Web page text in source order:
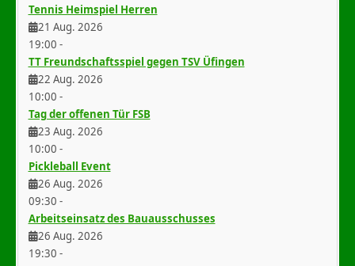
Tennis Heimspiel Herren
21 Aug. 2026
19:00 -
TT Freundschaftsspiel gegen TSV Üfingen
22 Aug. 2026
10:00 -
Tag der offenen Tür FSB
23 Aug. 2026
10:00 -
Pickleball Event
26 Aug. 2026
09:30 -
Arbeitseinsatz des Bauausschusses
26 Aug. 2026
19:30 -